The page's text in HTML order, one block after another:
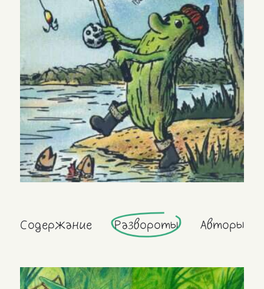
Содержание Развороты Авторы